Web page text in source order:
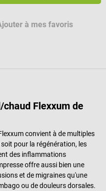
à mes favoris
Flexxum de
convient à de multiples
pour la régénération, les
des inflammations
offre aussi bien une
et de migraines qu'une
ou de douleurs dorsales.